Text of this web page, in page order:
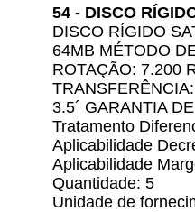
54 - DISCO
DISCO RÍGIDO
64MB MÉTODO
ROTAÇÃO: 7.200
3.5´ GARANTIA
Tratamento
Aplicabilidade
Aplicabilidade
Quantidade: 5
Unidade de